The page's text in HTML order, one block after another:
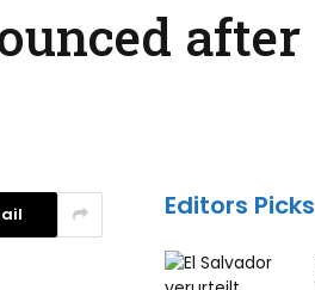
after
Editors Picks